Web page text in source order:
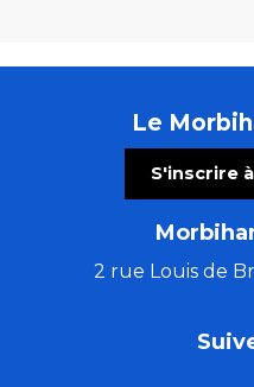
Le
S'inscrire
2 rue Louis de